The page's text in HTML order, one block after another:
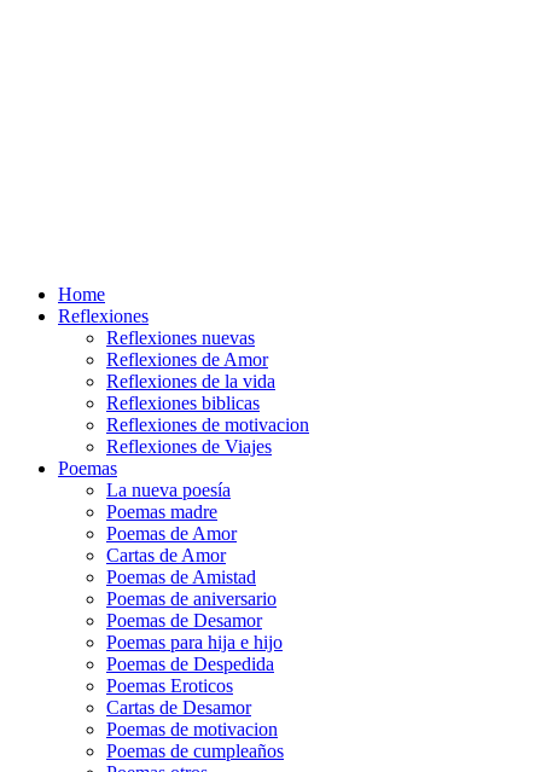
Home
Reflexiones
Reflexiones nuevas
Reflexiones de Amor
Reflexiones de la vida
Reflexiones biblicas
Reflexiones de motivacion
Reflexiones de Viajes
Poemas
La nueva poesía
Poemas madre
Poemas de Amor
Cartas de Amor
Poemas de Amistad
Poemas de aniversario
Poemas de Desamor
Poemas para hija e hijo
Poemas de Despedida
Poemas Eroticos
Cartas de Desamor
Poemas de motivacion
Poemas de cumpleaños